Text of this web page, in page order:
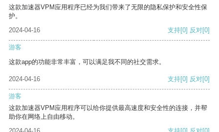
这款加速器VPM应用程序已经为我们带来了无限的隐私保护和安全性保
护。
2024-04-16
支持[0] 反对[0]
游客
这款app的功能非常丰富，可以满足我不同的社交需求。
2024-04-16 支持[0] 反对[0]
游客
这款加速器VPM应用程序可以给你提供最高速度和安全性的连接，并帮
助你在网络上自由移动。